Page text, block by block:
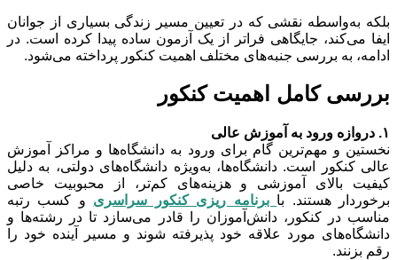
بلکه به‌واسطه نقشی که در تعیین مسیر زندگی بسیاری از جوانان
ایفا می‌کند، جایگاهی فراتر از یک آزمون ساده پیدا کرده است. در
ادامه، به بررسی جنبه‌های مختلف اهمیت کنکور پرداخته می‌شود.
بررسی کامل اهمیت کنکور
۱. دروازه ورود به آموزش عالی
نخستین و مهم‌ترین گام برای ورود به دانشگاه‌ها و مراکز آموزش
عالی کنکور است. دانشگاه‌ها، به‌ویژه دانشگاه‌های دولتی، به دلیل
کیفیت بالای آموزشی و هزینه‌های کم‌تر، از محبوبیت خاصی
برخوردار هستند.‌ با برنامه ریزی کنکور سراسری و کسب رتبه
مناسب در کنکور، دانش‌آموزان را قادر می‌سازد تا در رشته‌ها و
دانشگاه‌های مورد علاقه خود پذیرفته شوند و مسیر آینده خود را
رقم بزنند.